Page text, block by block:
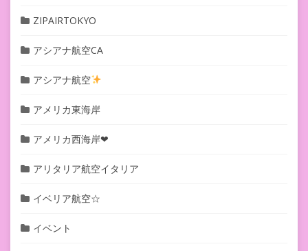
ZIPAIRTOKYO
アシアナ航空CA
アシアナ航空
アメリカ東海岸
アメリカ西海岸❤︎
アリタリア航空イタリア
イベリア航空☆
イベント